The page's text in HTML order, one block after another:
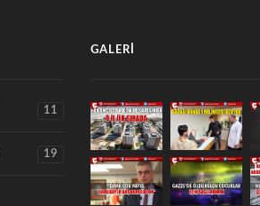
11
19
GALERI